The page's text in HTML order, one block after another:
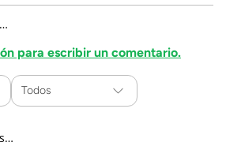
para escribir un comentario.
Todos